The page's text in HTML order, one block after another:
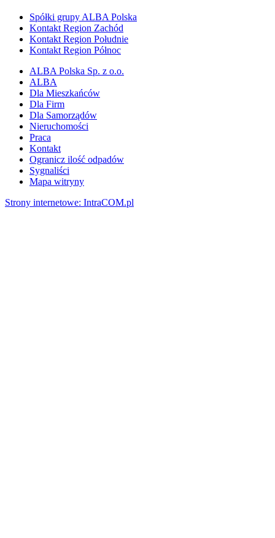
Spółki grupy ALBA Polska
Kontakt Region Zachód
Kontakt Region Południe
Kontakt Region Północ
ALBA Polska Sp. z o.o.
ALBA
Dla Mieszkańców
Dla Firm
Dla Samorządów
Nieruchomości
Praca
Kontakt
Ogranicz ilość odpadów
Sygnaliści
Mapa witryny
Strony internetowe: IntraCOM.pl